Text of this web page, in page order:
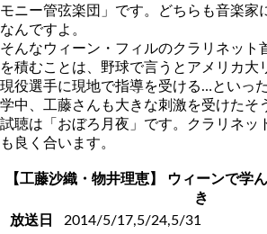
モニー管弦楽団」です。どちらも音楽家
なんですよ。
そんなウィーン・フィルのクラリネット
を積むことは、野球で言うとアメリカ大
現役選手に現地で指導を受ける…といっ
学中、工藤さんも大きな刺激を受けたそ
試聴は「おぼろ月夜」です。クラリネッ
も良く合います。
【工藤沙織・物井理恵】 ウィーンで学
き
放送日
2014/5/17,5/24,5/31